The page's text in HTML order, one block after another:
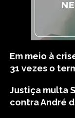
Em meio à
31 vezes o
Justiça multa
contra André